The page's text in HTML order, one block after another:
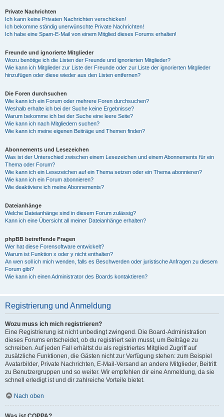
Private Nachrichten
Ich kann keine Privaten Nachrichten verschicken!
Ich bekomme ständig unerwünschte Private Nachrichten!
Ich habe eine Spam-E-Mail von einem Mitglied dieses Forums erhalten!
Freunde und ignorierte Mitglieder
Wozu benötige ich die Listen der Freunde und ignorierten Mitglieder?
Wie kann ich Mitglieder zur Liste der Freunde oder zur Liste der ignorierten Mitglieder
hinzufügen oder diese wieder aus den Listen entfernen?
Die Foren durchsuchen
Wie kann ich ein Forum oder mehrere Foren durchsuchen?
Weshalb erhalte ich bei der Suche keine Ergebnisse?
Warum bekomme ich bei der Suche eine leere Seite?
Wie kann ich nach Mitgliedern suchen?
Wie kann ich meine eigenen Beiträge und Themen finden?
Abonnements und Lesezeichen
Was ist der Unterschied zwischen einem Lesezeichen und einem Abonnements für ein
Thema oder Forum?
Wie kann ich ein Lesezeichen auf ein Thema setzen oder ein Thema abonnieren?
Wie kann ich ein Forum abonnieren?
Wie deaktiviere ich meine Abonnements?
Dateianhänge
Welche Dateianhänge sind in diesem Forum zulässig?
Kann ich eine Übersicht all meiner Dateianhänge erhalten?
phpBB betreffende Fragen
Wer hat diese Forensoftware entwickelt?
Warum ist Funktion x oder y nicht enthalten?
An wen soll ich mich wenden, falls es Beschwerden oder juristische Anfragen zu diesem
Forum gibt?
Wie kann ich einen Administrator des Boards kontaktieren?
Registrierung und Anmeldung
Wozu muss ich mich registrieren?
Eine Registrierung ist nicht unbedingt zwingend. Die Board-Administration
dieses Forums entscheidet, ob du registriert sein musst, um Beiträge zu
schreiben. Auf jeden Fall erhältst du als registriertes Mitglied Zugriff auf
zusätzliche Funktionen, die Gästen nicht zur Verfügung stehen: zum Beispiel
Avatarbilder, Private Nachrichten, E-Mail-Versand an andere Mitglieder, Beitritt
zu Benutzergruppen und so weiter. Wir empfehlen dir eine Anmeldung, da sie
schnell erledigt ist und dir zahlreiche Vorteile bietet.
Nach oben